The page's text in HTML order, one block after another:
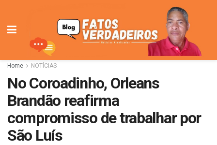
Home NOTÍCIAS
No Coroadinho, Orleans
Brandão reafirma
compromisso de trabalhar por
São Luís